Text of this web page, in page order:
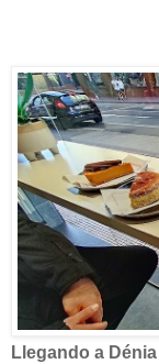
Llegando a